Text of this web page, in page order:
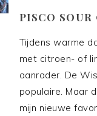
PISCO
Tijdens warme
met citroen- of
aanrader. De
populaire. Maar
mijn nieuwe